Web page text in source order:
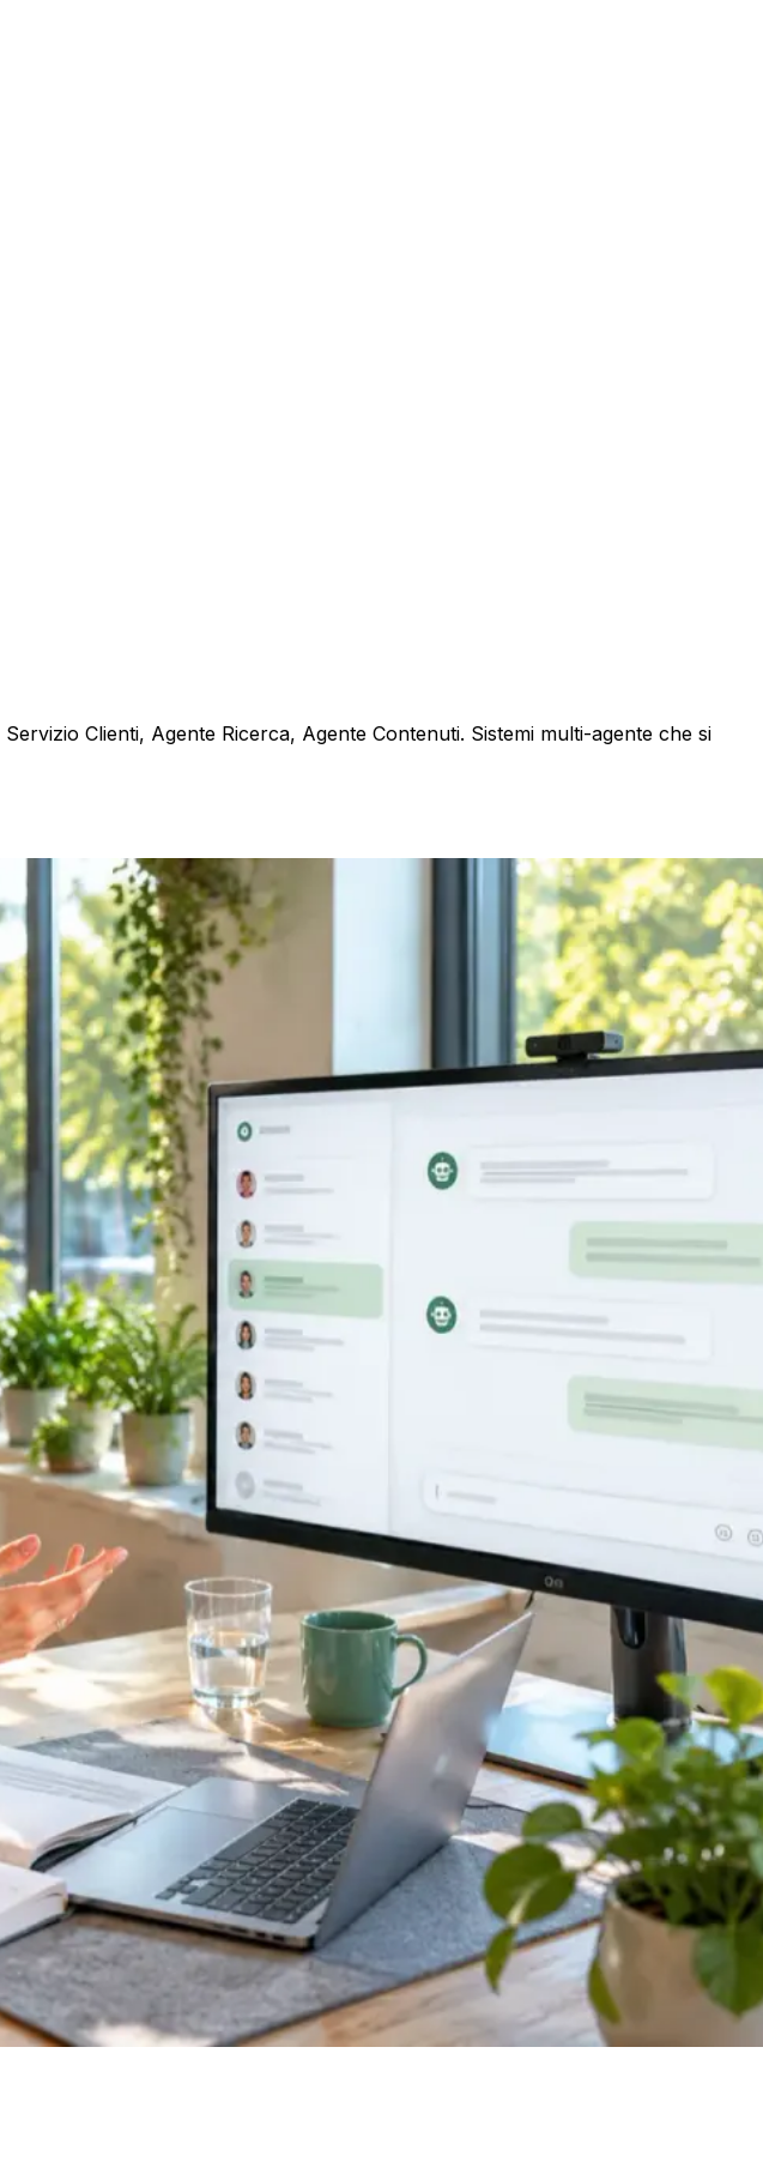
Clienti, Agente Ricerca, Agente Contenuti. Sistemi multi-agente che si